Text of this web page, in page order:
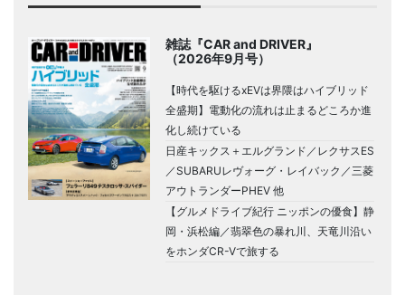
雑誌『CAR and DRIVER』
（2026年9月号）
【時代を駆けるxEVは界隈はハイブリッド
全盛期】電動化の流れは止まるどころか進
化し続けている
日産キックス＋エルグランド／レクサスES
／SUBARUレヴォーグ・レイバック／三菱
アウトランダーPHEV 他
【グルメドライブ紀行 ニッポンの優食】静
岡・浜松編／翡翠色の暴れ川、天竜川沿い
をホンダCR-Vで旅する